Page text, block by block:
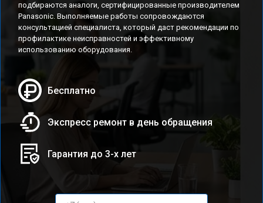
подбираются аналоги, сертифицированные производителем
Panasonic. Выполняемые работы сопровождаются
консультацией специалиста, который даст рекомендации по
профилактике неисправностей и эффективному
использованию оборудования.
Бесплатно
Экспресс ремонт в день обращения
Гарантия до 3-х лет